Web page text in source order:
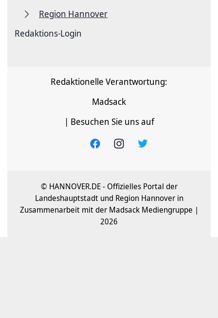
Region Hannover
Redaktions-Login
Redaktionelle Verantwortung:
Madsack
| Besuchen Sie uns auf
© HANNOVER.DE - Offizielles Portal der
Landeshauptstadt und Region Hannover in
Zusammenarbeit mit der Madsack Mediengruppe |
2026